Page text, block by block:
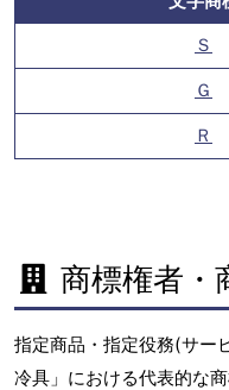
Ｓ
Ｇ
Ｒ
商標権者・
指定商品・指定役務(サー
冷具」における代表的な